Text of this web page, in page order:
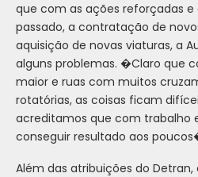
que com as ações reforçadas
passado, a contratação de
aquisição de novas viaturas, a
alguns problemas. �Claro que
maior e ruas com muitos
rotatórias, as coisas ficam
acreditamos que com trabalho
conseguir resultado aos
Além das atribuições do Detran,